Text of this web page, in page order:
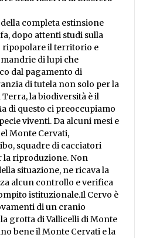
completa estinsione
dopo attenti studi sulla
ripopolare il territorio e
di lupi che
dal pagamento di
di tutela non solo per la
la biodiversità è il
di questo ci preoccupiamo
viventi. Da alcuni mesi e
Monte Cervati,
squadre di cacciatori
la riproduzione. Non
situazione, ne ricava la
alcun controllo e verifica
istituzionale.Il Cervo è
di un cranio
grotta di Vallicelli di Monte
bene il Monte Cervati e la